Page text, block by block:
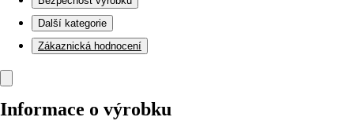
Další kategorie
Zákaznická hodnocení
Informace o výrobku